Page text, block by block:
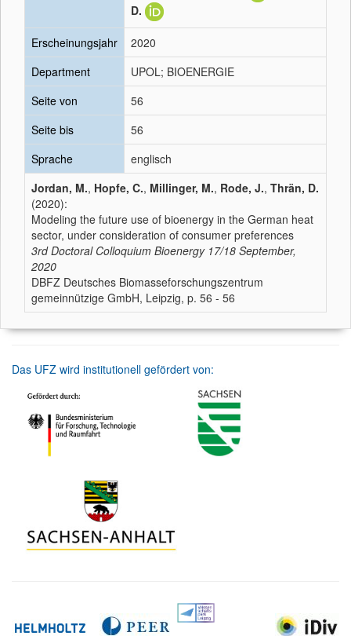
D.
Erscheinungsjahr
2020
Department
UPOL; BIOENERGIE
Seite von
56
Seite bis
56
Sprache
englisch
Jordan, M., Hopfe, C., Millinger, M., Rode, J., Thrän, D.
(2020):
Modeling the future use of bioenergy in the German heat
sector, under consideration of consumer preferences
3rd Doctoral Colloquium Bioenergy 17/18 September,
2020
DBFZ Deutsches Biomasseforschungszentrum
gemeinnützige GmbH, Leipzig, p. 56 - 56
Das UFZ wird institutionell gefördert von: